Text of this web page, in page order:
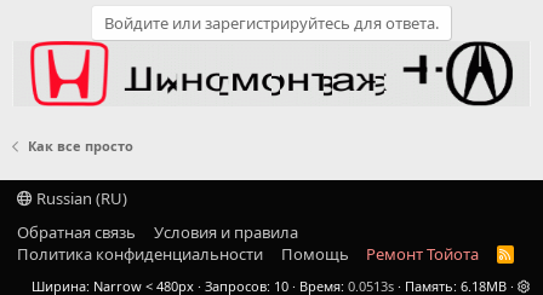
Войдите или зарегистрируйтесь для ответа.
Как все просто
Russian (RU)
Обратная связь
Условия и правила
Политика конфиденциальности
Помощь Ремонт Тойота
R
S
S
Ширина Запросов 10 Время 0.0513s Память 6.18MB